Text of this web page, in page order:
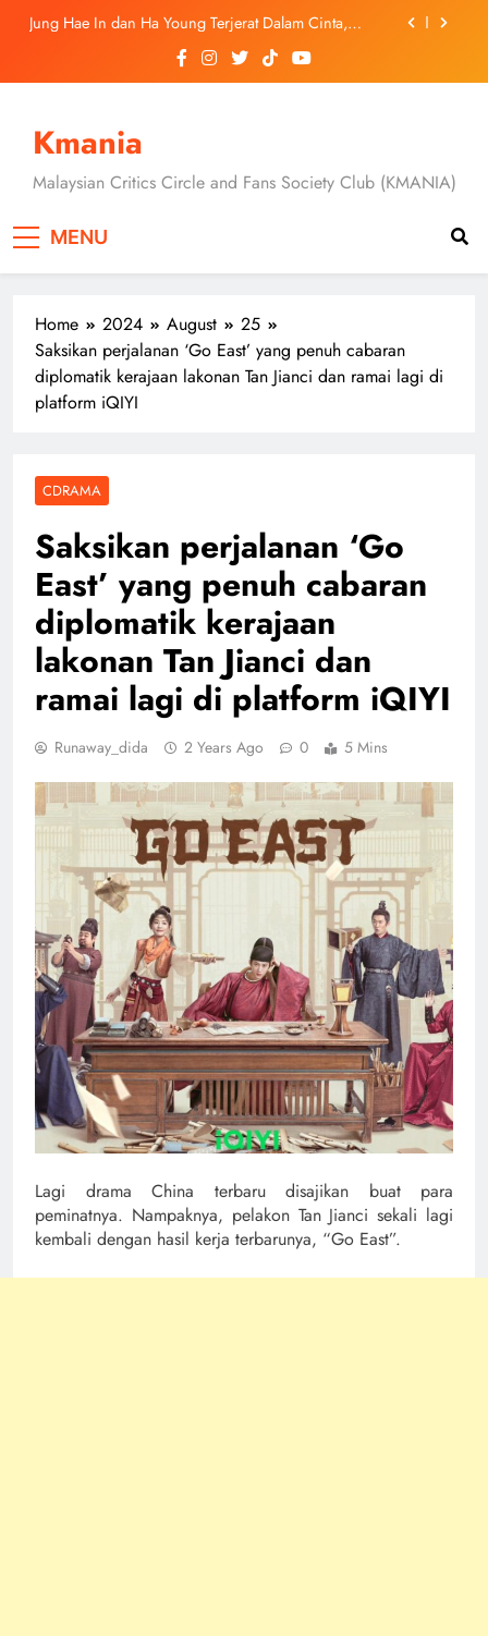
“Four Hands, Two Sonatas”
Jung Hae In dan Ha Young Terjerat Dalam Cinta,
Ryu Jun Yeol, Sul Kyung Gu dan Lee Kyu Hyung
Terjerat Dalam Pemburuan ‘The Rat’ Dalam
Song Kang dan Lee Jun Young Jadi Tumpuan Dalam
“Four Hands, Two Sonatas”
Song Kang, Lee Jun Young dan Jang Gyuri Bawa
Kisah Persahabatan, Cinta dan Persaingan Dalam
“Four Hands, Two Sonatas”
Pembohongan dan Buruan Ketua Sindiket Jenayah di
“Our Sticky Love”
Kmania
Malaysian Critics Circle and Fans Society Club (KMANIA)
MENU
Home 2024 August
25
Saksikan perjalanan ‘Go East’ yang penuh cabaran
diplomatik kerajaan lakonan Tan Jianci dan ramai lagi di
platform iQIYI
CDRAMA
Saksikan perjalanan ‘Go
East’ yang penuh cabaran
diplomatik kerajaan
lakonan Tan Jianci dan
ramai lagi di platform iQIYI
Runaway_dida 2 Years Ago 0 5 Mins
Lagi drama China terbaru disajikan buat para
peminatnya. Nampaknya, pelakon Tan Jianci sekali lagi
kembali dengan hasil kerja terbarunya, “Go East”.